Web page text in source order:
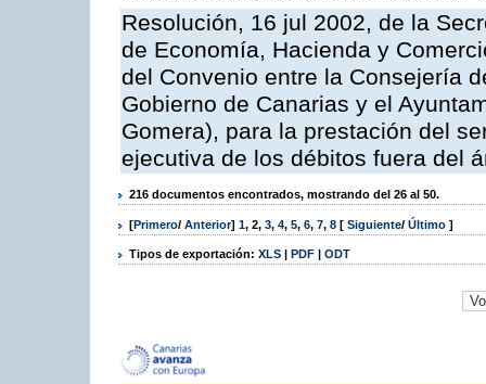
Resolución, 16 jul 2002, de la
de Economía, Hacienda y
del Convenio entre la Consejería
Gobierno de Canarias y el
Gomera), para la prestación del
ejecutiva de los débitos fuera del
216 documentos encontrados, mostrando del 26 al 50.
[Primero/ Anterior] 1, 2, 3, 4, 5, 6, 7, 8 [ Siguiente/ Último ]
Tipos de exportación: XLS | PDF | ODT